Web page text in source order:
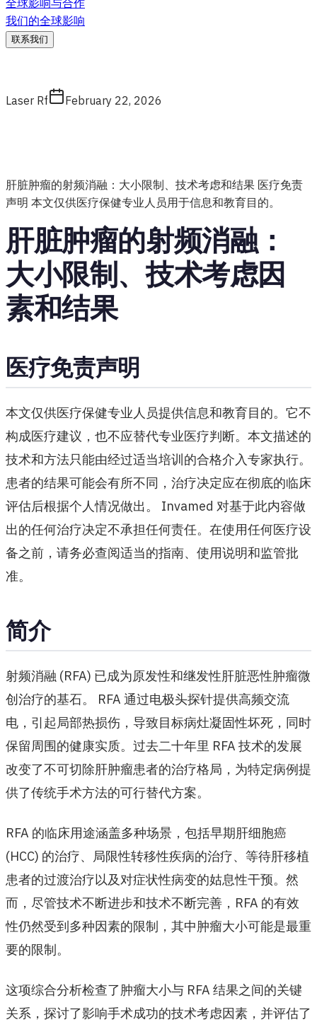
全球影响与合作
我们的全球影响
联系我们
Laser Rf February 22, 2026
肝脏肿瘤的射频消融：大小限制、技术考虑和结果 医疗免责
声明 本文仅供医疗保健专业人员用于信息和教育目的。
肝脏肿瘤的射频消融：
大小限制、技术考虑因
素和结果
医疗免责声明
本文仅供医疗保健专业人员提供信息和教育目的。它不
构成医疗建议，也不应替代专业医疗判断。本文描述的
技术和方法只能由经过适当培训的合格介入专家执行。
患者的结果可能会有所不同，治疗决定应在彻底的临床
评估后根据个人情况做出。 Invamed 对基于此内容做
出的任何治疗决定不承担任何责任。在使用任何医疗设
备之前，请务必查阅适当的指南、使用说明和监管批
准。
简介
射频消融 (RFA) 已成为原发性和继发性肝脏恶性肿瘤微
创治疗的基石。 RFA 通过电极头探针提供高频交流
电，引起局部热损伤，导致目标病灶凝固性坏死，同时
保留周围的健康实质。过去二十年里 RFA 技术的发展
改变了不可切除肝肿瘤患者的治疗格局，为特定病例提
供了传统手术方法的可行替代方案。
RFA 的临床用途涵盖多种场景，包括早期肝细胞癌
(HCC) 的治疗、局限性转移性疾病的治疗、等待肝移植
患者的过渡治疗以及对症状性病变的姑息性干预。然
而，尽管技术不断进步和技术不断完善，RFA 的有效
性仍然受到多种因素的限制，其中肿瘤大小可能是最重
要的限制。
这项综合分析检查了肿瘤大小与 RFA 结果之间的关键
关系，探讨了影响手术成功的技术考虑因素，并评估了